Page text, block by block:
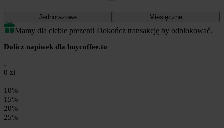
Jednorazowe Miesięczne
Mamy dla ciebie prezent! Dokończ transakcję by odblokować.
Dolicz napiwek dla buycoffee.to
0 zł
10%
15%
20%
25%